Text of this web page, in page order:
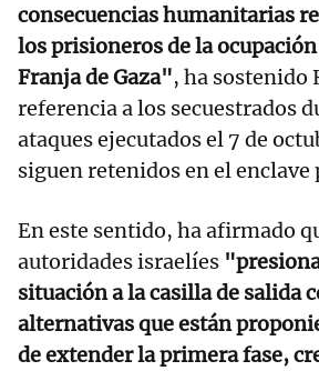
consecuencias humanitarias
los prisioneros de la
Franja de Gaza", ha sostenido
referencia a los secuestrados
ataques ejecutados el 7 de
siguen retenidos en el enclave
En este sentido, ha afirmado
autoridades israelíes
situación a la casilla de salida
alternativas que están
de extender la primera fase,